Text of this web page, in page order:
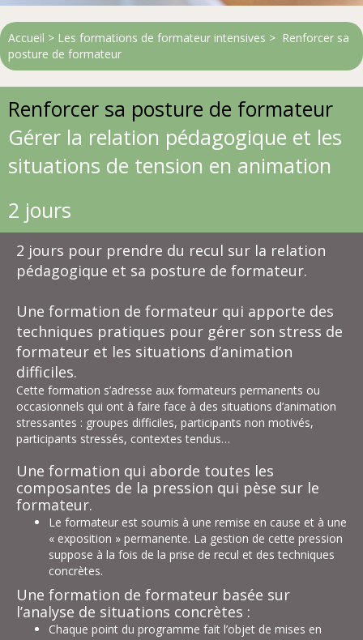
Accueil > Les formations de formateur intensives > Renforcer sa
posture de formateur
Renforcer sa posture de formateur
Gérer la relation pédagogique et les
situations de tension en animation
2 jours
2 jours pour prendre du recul sur la relation
pédagogique et sa posture de formateur.
Une formation de formateur qui apporte des
techniques pratiques pour gérer son stress de
formateur et les situations d’animation
difficiles.
Cette formation s’adresse aux formateurs permanents ou
occasionnels qui ont à faire face à des situations d’animation
stressantes : groupes difficiles, participants non motivés,
participants stressés, contextes tendus…
Une formation qui aborde toutes les
composantes de la pression qui pèse sur le
formateur.
Le formateur est soumis à une remise en cause et à une
« exposition » permanente. La gestion de cette pression
suppose à la fois de la prise de recul et des techniques
concrètes.
Une formation de formateur basée sur
l’analyse de situations concrètes :
Chaque point du programme fait l’objet de mises en